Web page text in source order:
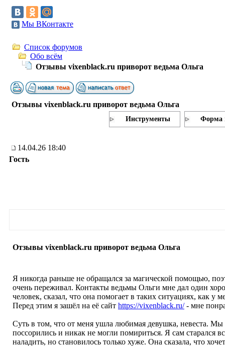
Мы ВКонтакте
Список форумов
Обо всём
Отзывы vixenblack.ru приворот ведьма Ольга
Отзывы vixenblack.ru приворот ведьма Ольга
Инструменты Форма
14.04.26 18:40
Гость
Отзывы vixenblack.ru приворот ведьма Ольга
Я никогда раньше не обращался за магической помощью,
очень переживал. Контакты ведьмы Ольги мне дал один
человек, сказал, что она помогает в таких ситуациях, как у
Перед этим я зашёл на её сайт https://vixenblack.ru/- мне
Суть в том, что от меня ушла любимая девушка, невеста. Мы
поссорились и никак не могли помириться. Я сам старался
наладить, но становилось только хуже. Она сказала, что хочет